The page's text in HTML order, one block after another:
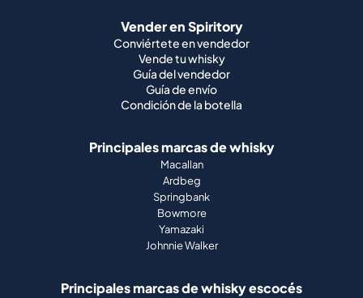
Vender en Spiritory
Conviértete en vendedor
Vende tu whisky
Guía del vendedor
Guía de envío
Condición de la botella
Principales marcas de whisky
Macallan
Ardbeg
Springbank
Bowmore
Yamazaki
Johnnie Walker
Principales marcas de whisky escocés